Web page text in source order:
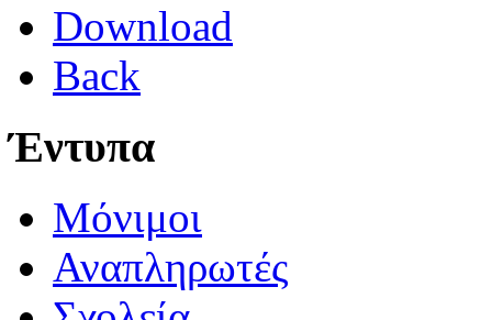
Download
Back
Έντυπα
Μόνιμοι
Αναπληρωτές